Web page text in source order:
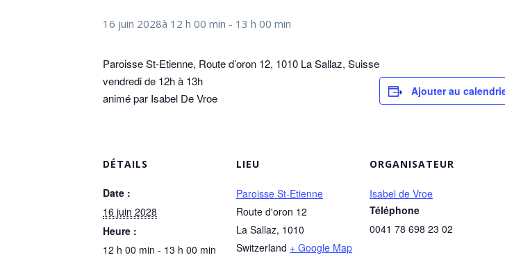
16 juin 2028à 12 h 00 min - 13 h 00 min
Paroisse St-Etienne, Route d’oron 12, 1010 La Sallaz, Suisse
vendredi de 12h à 13h
animé par Isabel De Vroe
Ajouter au
DÉTAILS
Date :
16 juin 2028
Heure :
12 h 00 min - 13 h 00 min
LIEU
Paroisse St-Etienne
Route d'oron 12
La Sallaz, 1010
Switzerland + Google Map
ORGANISATEUR
Isabel de Vroe
Téléphone
0041 78 698 23 02